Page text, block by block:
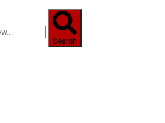
Search